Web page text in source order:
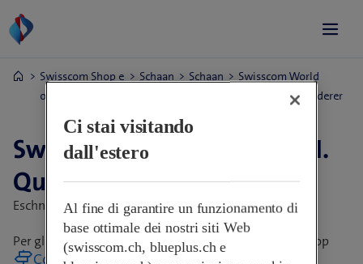
Swisscom Shop e
orari di apertura
Schaan Schaan
Swisscom World
Partner - H. Quaderer
Swisscom World Partner - H.
Quaderer AG
Eschnerstrasse 5,9494 Schaan, Svizzera
Per gli orari di apertura, rivolgersi direttamente allo Shop
Come arrivare
Ci stai visitando
dall'estero
Al fine di garantire un funzionamento di
base ottimale dei nostri siti Web
(swisscom.ch, blueplus.ch e